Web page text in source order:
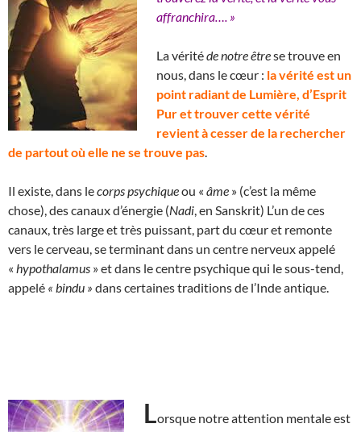
affranchira…. »
La véritéde notre êtrese trouve en
nous, dans le cœur : la vérité est un
point radiant de Lumière, d’Esprit
Pur et trouver cette vérité
revient à cesser de la rechercher
de partout où elle ne se trouve pas
Il existe, dans lecorps psychiqueou « âme » (c’est la même
chose), des canaux d’énergie (Nadi , en Sanskrit) L’un de ces
canaux, très large et très puissant, part du cœur et remonte
vers le cerveau, se terminant dans un centre nerveux appelé
« hypothalamus » et dans le centre psychique qui le sous-tend,
appelé « bindu » dans certaines traditions de l’Inde antique.
Lorsque notre attention mentale est